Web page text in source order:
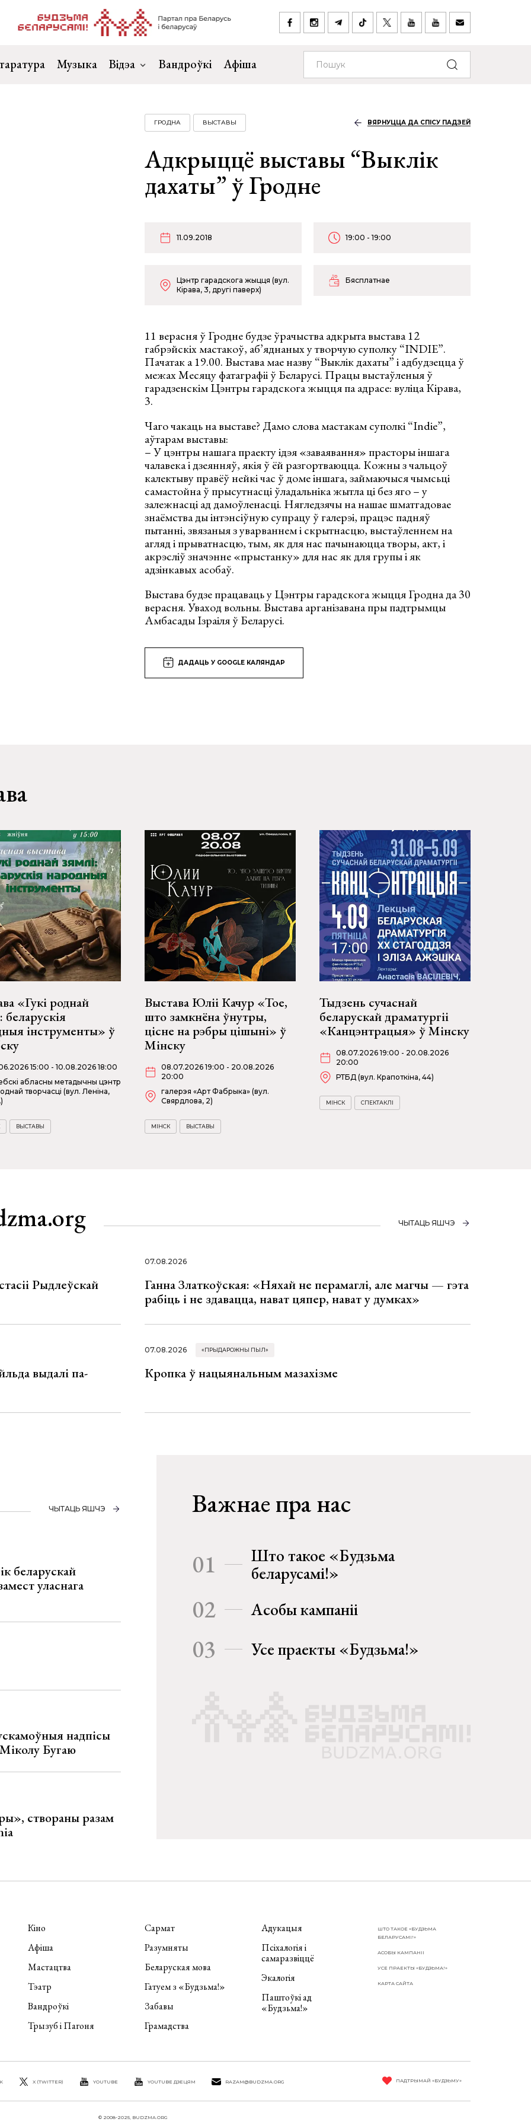
Музыка Відэа Вандроўкі Афіша
ГРОДНА ВЫСТАВЫ ВЯРНУЦЦА ДА СПІСУ ПАДЗЕЙ
Адкрыццё выставы “Выклік
дахаты” ў Гродне
11.09.2018 19:00 - 19:00
Цэнтр гарадскога жыцця (вул.
Кірава, 3, другі паверх)
Бясплатнае
11 верасня ў Гродне будзе ўрачыства адкрыта выстава 12
габрэйскіх мастакоў, аб’яднаных у творчую суполку “INDIE”.
Пачатак а 19.00. Выстава мае назву “Выклік дахаты” і адбудзецца ў
межах Месяцу фатаграфіі ў Беларусі. Працы выстаўленыя ў
гарадзенскім Цэнтры гарадскога жыцця па адрасе: вуліца Кірава,
3.
Чаго чакаць на выставе? Дамо слова мастакам суполкі “Indie”,
аўтарам выставы:
– У цэнтры нашага праекту ідэя «заваявання» прасторы іншага
чалавека і дзеянняў, якія ў ёй разгортваюцца. Кожны з чальцоў
калектыву правёў нейкі час ў доме іншага, займаючыся чымсьці
самастойна ў прысутнасці ўладальніка жытла ці без яго – у
залежнасці ад дамоўленасці. Нягледзячы на нашае шматгадовае
знаёмства ды інтэнсіўную супрацу ў галерэі, працэс падняў
пытанні, звязаныя з уварваннем і скрытнасцю, выстаўленнем на
агляд і прыватнасцю, тым, як для нас пачынаюцца творы, акт, і
акрэсліў значэнне «прыстанку» для нас як для групы і як
адзінкавых асобаў.
Выстава будзе працаваць у Цэнтры гарадскога жыцця Гродна да 30
верасня. Уваход вольны. Выстава арганізавана пры падтрымцы
Амбасады Ізраіля ў Беларусі.
ДАДАЦЬ У GOOGLE КАЛЯНДАР
«Гукі роднай
беларускія
інструменты» ў
15:00 - 10.08.2026 18:00
абласны метадычны цэнтр
творчасці (вул. Леніна,
ВЫСТАВЫ
Выстава Юліі Качур «Тое,
што замкнёна ўнутры,
цісне на рэбры цішыні» ў
Мінску
08.07.2026 19:00 - 20.08.2026
20:00
галерэя «Арт Фабрыка» (вул.
Свярдлова, 2)
МІНСК ВЫСТАВЫ
Тыдзень сучаснай
беларускай драматургіі
«Канцэнтрацыя» ў Мінску
08.07.2026 19:00 - 20.08.2026
20:00
РТБД (вул. Крапоткіна, 44)
МІНСК СПЕКТАКЛІ
ЧЫТАЦЬ ЯШЧЭ
Рыдлеўскай
07.08.2026
Ганна Златкоўская: «Няхай не перамаглі, але магчы — гэта
рабіць і не здавацца, нават цяпер, нават у думках»
выдалі па-
07.08.2026 «ПРЫДАРОЖНЫ ПЫЛ»
Кропка ў нацыянальным мазахізме
ЧЫТАЦЬ ЯШЧЭ
беларускай
уласнага
надпісы
Міколу Бугаю
створаны разам
Важнае пра нас
01
Што такое «Будзьма
беларусамі!»
02 Асобы кампаніі
03 Усе праекты «Будзьма!»
Кіно
Афіша
Мастацтва
Тэатр
Вандроўкі
Трызуб і Пагоня
Сармат
Разумняты
Беларуская мова
Гатуем з «Будзьма!»
Забавы
Грамадства
Адукацыя
Псіхалогія і
самаразвіццё
Экалогія
Паштоўкі ад
«Будзьма!»
ШТО ТАКОЕ «БУДЗЬМА
БЕЛАРУСАМІ!»
АСОБЫ КАМПАНІІ
УСЕ ПРАЕКТЫ «БУДЗЬМА!»
КАРТА САЙТА
X (TWITTER) YOUTUBE YOUTUBE ДЗЕЦЯМ RAZAM@BUDZMA.ORG ПАДТРЫМАЙ «БУДЗЬМУ»
© 2008-2025, BUDZMA.ORG